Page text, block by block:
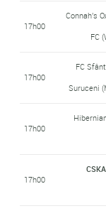
17h00
Connah's
FC
17h00
FC
Suruceni
17h00
17h00